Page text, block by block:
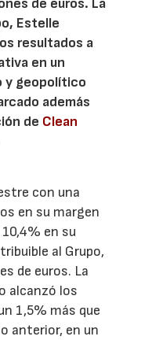
de euros. La
Estelle
resultados a
en un
y geopolítico
además
de Clean
con una
en su margen
en su
al Grupo,
de euros. La
alcanzó los
1,5% más que
anterior, en un